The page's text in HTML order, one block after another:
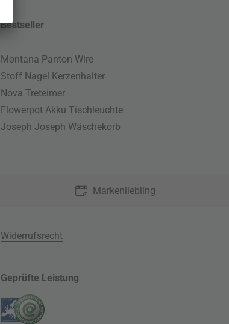
Bestseller
Montana Panton Wire
Stoff Nagel Kerzenhalter
Nova Treteimer
Flowerpot Akku Tischleuchte
Joseph Joseph Wäschekorb
Markenliebling
Widerrufsrecht
Geprüfte Leistung